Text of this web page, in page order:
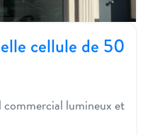
cellule de 50
commercial lumineux et